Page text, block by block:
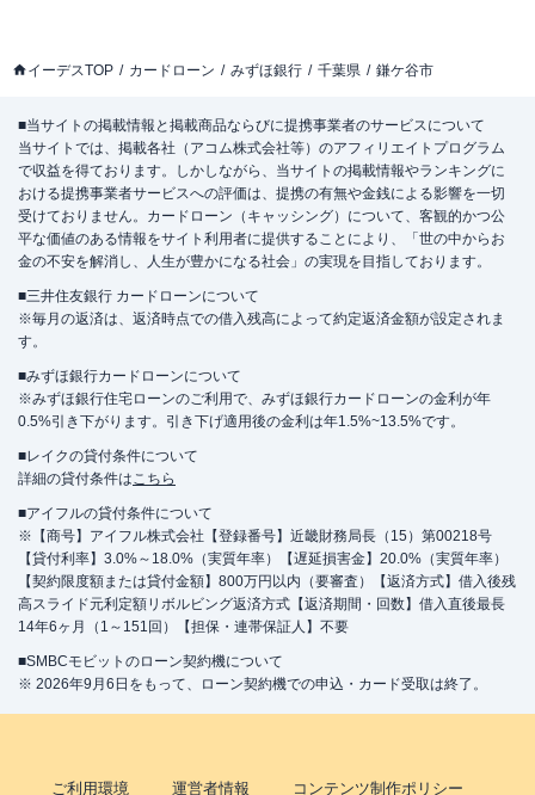
イーデスTOP カードローン みずほ銀行 千葉県 鎌ケ谷市
■当サイトの掲載情報と掲載商品ならびに提携事業者のサービスについて
当サイトでは、掲載各社（アコム株式会社等）のアフィリエイトプログラム
で収益を得ております。しかしながら、当サイトの掲載情報やランキングに
おける提携事業者サービスへの評価は、提携の有無や金銭による影響を一切
受けておりません。カードローン（キャッシング）について、客観的かつ公
平な価値のある情報をサイト利用者に提供することにより、「世の中からお
金の不安を解消し、人生が豊かになる社会」の実現を目指しております。
■三井住友銀行 カードローンについて
※毎月の返済は、返済時点での借入残高によって約定返済金額が設定されま
す。
■みずほ銀行カードローンについて
※みずほ銀行住宅ローンのご利用で、みずほ銀行カードローンの金利が年
0.5%引き下がります。引き下げ適用後の金利は年1.5%~13.5%です。
■レイクの貸付条件について
詳細の貸付条件はこちら
■アイフルの貸付条件について
※【商号】アイフル株式会社【登録番号】近畿財務局長（15）第00218号
【貸付利率】3.0%～18.0%（実質年率）【遅延損害金】20.0%（実質年率）
【契約限度額または貸付金額】800万円以内（要審査）【返済方式】借入後残
高スライド元利定額リボルビング返済方式【返済期間・回数】借入直後最長
14年6ヶ月（1～151回）【担保・連帯保証人】不要
■SMBCモビットのローン契約機について
※ 2026年9月6日をもって、ローン契約機での申込・カード受取は終了。
ご利用環境 運営者情報
コンテンツ制作ポリシー